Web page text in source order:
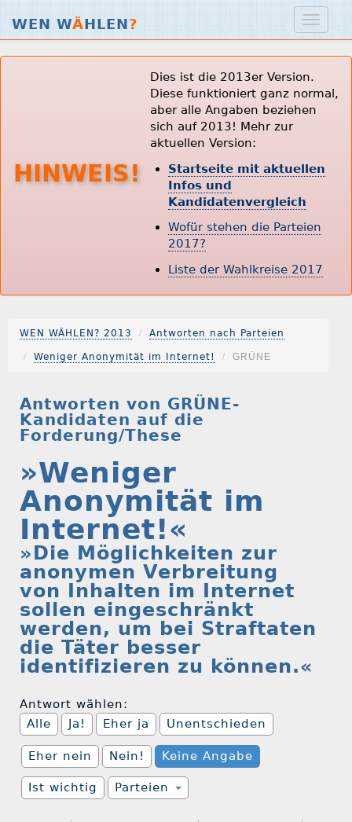
WEN WÄHLEN?
HINWEIS!
Dies ist die 2013er Version.
Diese funktioniert ganz normal,
aber alle Angaben beziehen
sich auf 2013! Mehr zur
aktuellen Version:
Startseite mit aktuellen
Infos und
Kandidatenvergleich
Wofür stehen die Parteien
2017?
Liste der Wahlkreise 2017
WEN WÄHLEN? 2013 Antworten nach Parteien
Weniger Anonymität im Internet! GRÜNE
Antworten von GRÜNE-
Kandidaten auf die
Forderung/These
»Weniger
Anonymität im
Internet!«
»Die Möglichkeiten zur
anonymen Verbreitung
von Inhalten im Internet
sollen eingeschränkt
werden, um bei Straftaten
die Täter besser
identifizieren zu können.«
Antwort wählen:
Alle
Ja! Eher ja Unentschieden
Eher nein Nein! Keine Angabe
Ist wichtig Parteien